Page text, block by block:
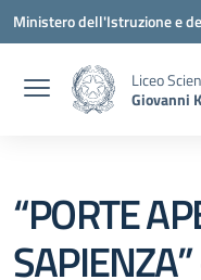
Vai ai contenuti
Vai al menu di navigazione
Vai al footer
Ministero dell'Istruzione e
Liceo
Giovanni
“PORTE